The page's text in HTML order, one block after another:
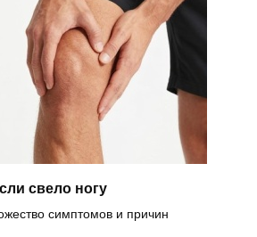
свело ногу
симптомов и причин